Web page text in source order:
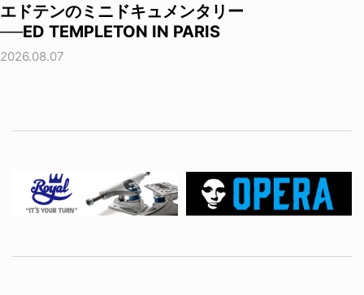
エドテンのミニドキュメンタリー
──ED TEMPLETON IN PARIS
2026.08.07